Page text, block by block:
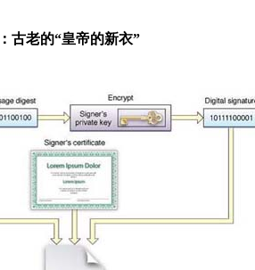
老的“皇帝的新衣”